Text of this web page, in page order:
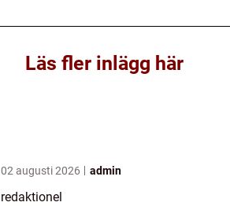
Läs fler inlägg här
02 augusti 2026 admin
redaktionel